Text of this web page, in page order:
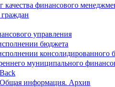
качества финансового
управления
бюджета
консолидированного
муниципального
Back
Общая информация. Архив